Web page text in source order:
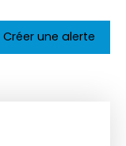
Créer une alerte